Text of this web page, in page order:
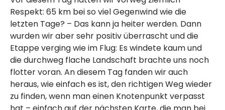
Respekt: 65 km bei so viel Gegenwind wie die
letzten Tage? – Das kann ja heiter werden. Dann
wurden wir aber sehr positiv überrascht und die
Etappe verging wie im Flug: Es windete kaum und
die durchweg flache Landschaft brachte uns noch
flotter voran. An diesem Tag fanden wir auch
heraus, wie einfach es ist, den richtigen Weg wieder
zu finden, wenn man einen Knotenpunkt verpasst